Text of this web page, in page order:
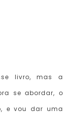
livro, mas a
se abordar, o
e vou dar uma